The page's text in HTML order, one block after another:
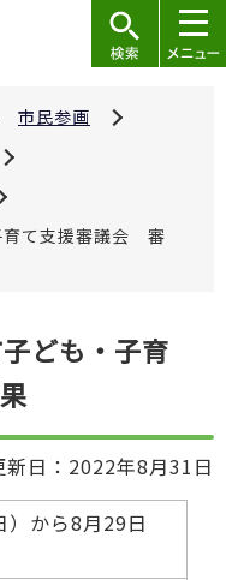
市民参画
育て支援審議会 審
ども・子育
新日：2022年8月31日
から8月29日